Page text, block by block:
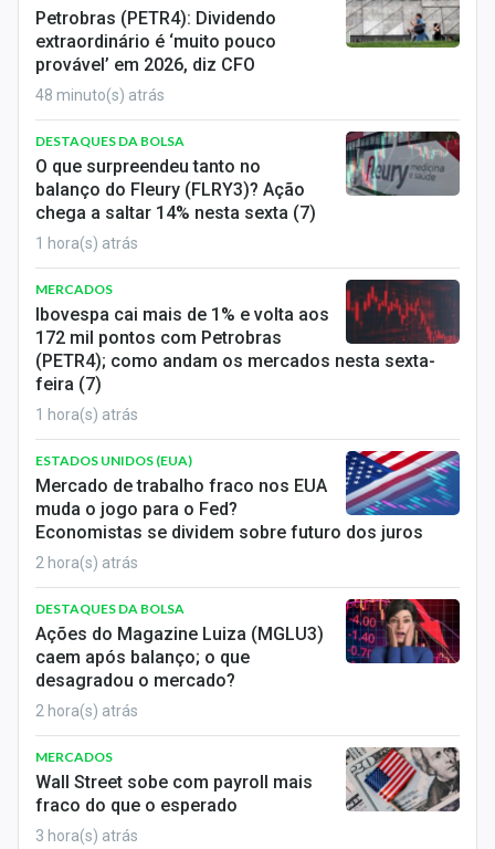
Economia
Empresas
Brasil
Política
Colunas
Especiais
Internacional
Marketing
Tecnologia
Conteúdo de Marca
Sobre
Expediente
Contato
Petrobras (PETR4): Dividendo
extraordinário é ‘muito pouco
provável’ em 2026, diz CFO
48 minuto(s) atrás
DESTAQUES DA BOLSA
O que surpreendeu tanto no
balanço do Fleury (FLRY3)? Ação
chega a saltar 14% nesta sexta (7)
1 hora(s) atrás
MERCADOS
Ibovespa cai mais de 1% e volta aos
172 mil pontos com Petrobras
(PETR4); como andam os mercados nesta sexta-
feira (7)
1 hora(s) atrás
ESTADOS UNIDOS (EUA)
Mercado de trabalho fraco nos EUA
muda o jogo para o Fed?
Economistas se dividem sobre futuro dos juros
2 hora(s) atrás
DESTAQUES DA BOLSA
Ações do Magazine Luiza (MGLU3)
caem após balanço; o que
desagradou o mercado?
2 hora(s) atrás
MERCADOS
Wall Street sobe com payroll mais
fraco do que o esperado
3 hora(s) atrás